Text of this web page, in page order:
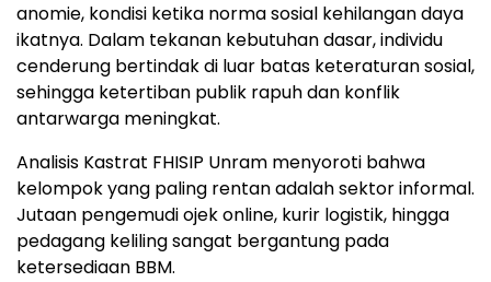
anomie, kondisi ketika norma sosial kehilangan daya
ikatnya. Dalam tekanan kebutuhan dasar, individu
cenderung bertindak di luar batas keteraturan sosial,
sehingga ketertiban publik rapuh dan konflik
antarwarga meningkat.
Analisis Kastrat FHISIP Unram menyoroti bahwa
kelompok yang paling rentan adalah sektor informal.
Jutaan pengemudi ojek online, kurir logistik, hingga
pedagang keliling sangat bergantung pada
ketersediaan BBM.